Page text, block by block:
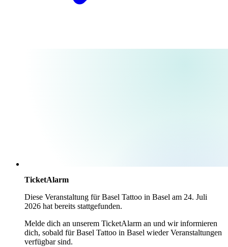
TicketAlarm
Diese Veranstaltung fürBasel Tattoo in Basel am 24. Juli
2026 hat bereits stattgefunden.
Melde dich an unserem TicketAlarm an und wir informieren
dich, sobald fürBasel Tattoo in Basel wieder Veranstaltungen
verfügbar sind.